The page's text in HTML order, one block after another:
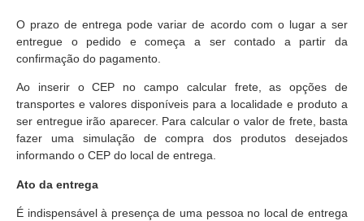
O prazo de entrega pode variar de acordo com o lugar a ser
entregue o pedido e começa a ser contado a partir da
confirmação do pagamento.
Ao inserir o CEP no campo calcular frete, as opções de
transportes e valores disponíveis para a localidade e produto a
ser entregue irão aparecer. Para calcular o valor de frete, basta
fazer uma simulação de compra dos produtos desejados
informando o CEP do local de entrega.
Ato da entrega
É indispensável à presença de uma pessoa no local de entrega